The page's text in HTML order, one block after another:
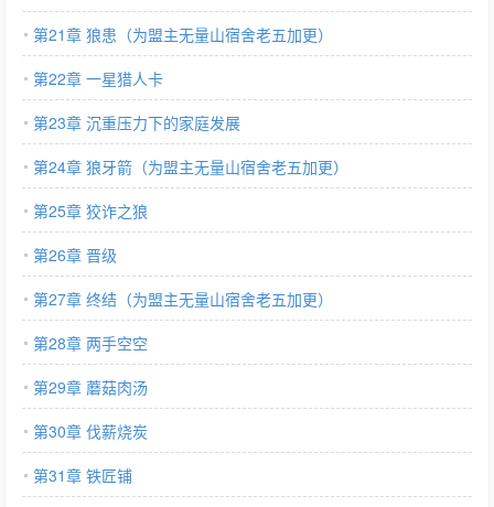
第21章 狼患（为盟主无量山宿舍老五加更）
第22章 一星猎人卡
第23章 沉重压力下的家庭发展
第24章 狼牙箭（为盟主无量山宿舍老五加更）
第25章 狡诈之狼
第26章 晋级
第27章 终结（为盟主无量山宿舍老五加更）
第28章 两手空空
第29章 蘑菇肉汤
第30章 伐薪烧炭
第31章 铁匠铺